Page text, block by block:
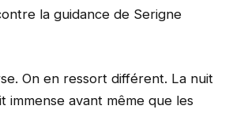
la guidance de Serigne
On en ressort différent. La nuit
immense avant même que les